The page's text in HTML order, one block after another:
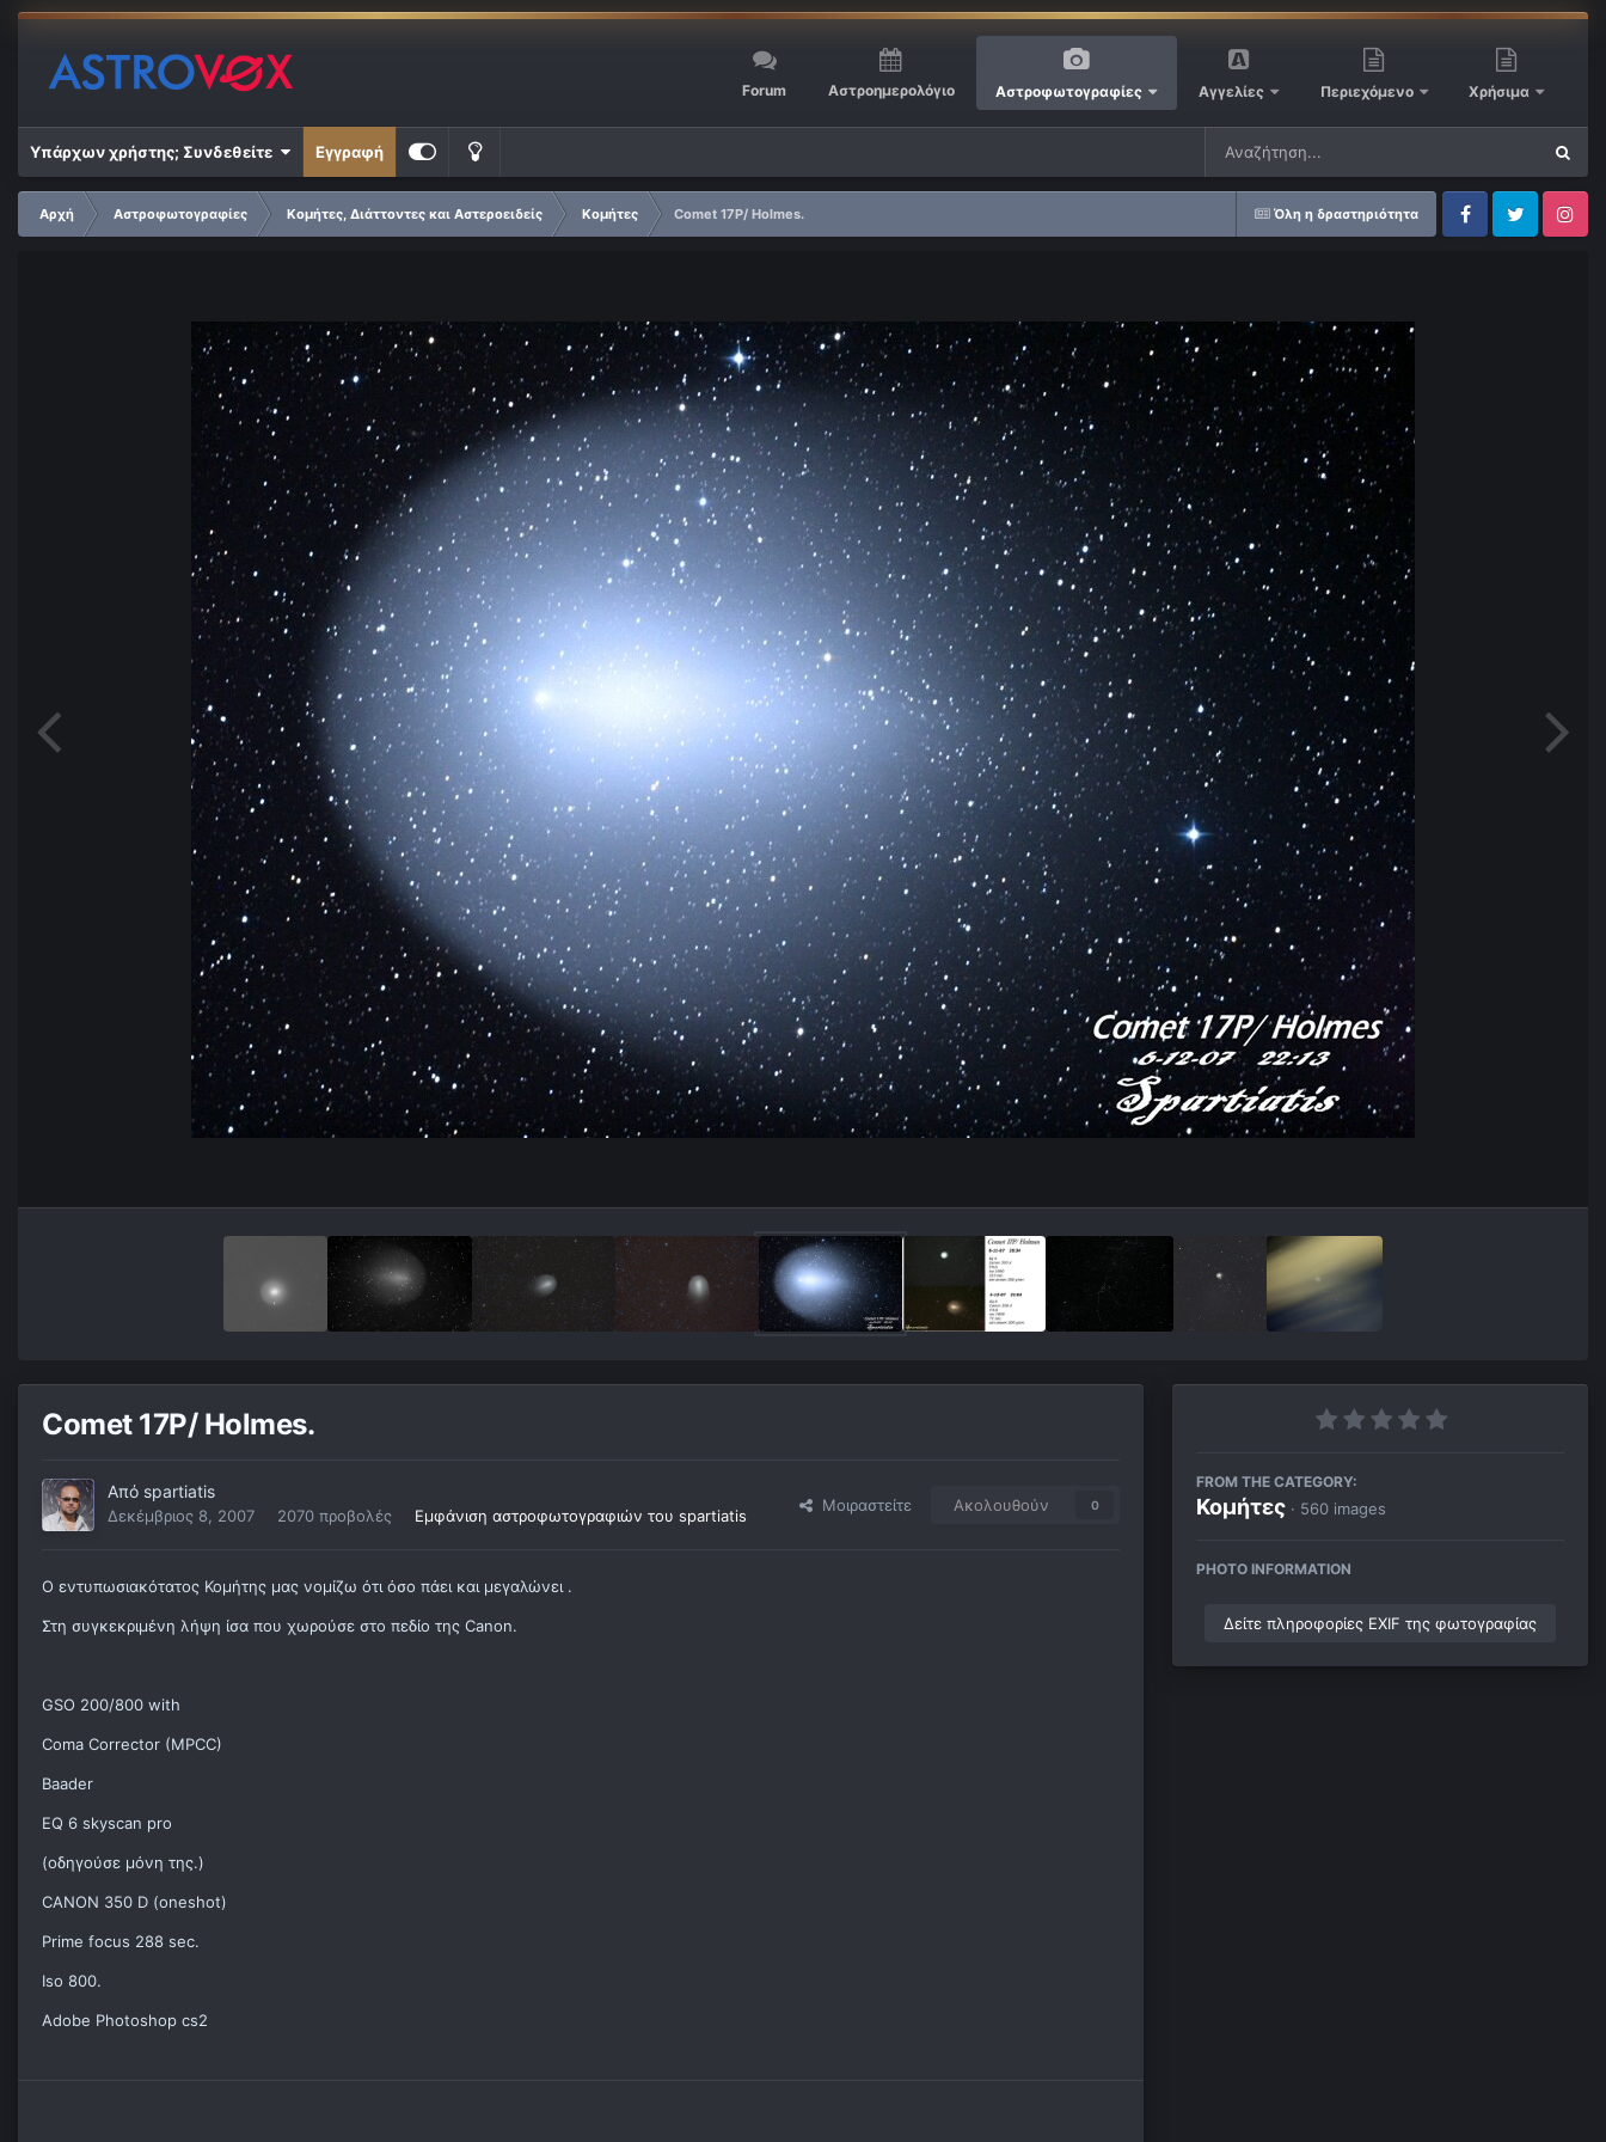
Forum Αστροημερολόγιο Αστροφωτογραφίες Αγγελίες Περιεχόμενο Χρήσιμα
Υπάρχων χρήστης; Συνδεθείτε Εγγραφή
Όλη η δραστηριότητα
Αρχή Αστροφωτογραφίες Κομήτες, Διάττοντες και Αστεροειδείς Κομήτες
Comet 17P/ Holmes.
FacebookTwitter Instagram
Comet 17P/ Holmes.
Από spartiatis
Δεκέμβριος 8, 2007 2070 προβολές Εμφάνιση αστροφωτογραφιών του spartiatis
Μοιραστείτε Ακολουθούν 0
Ο εντυπωσιακότατος Κομήτης μας νομίζω ότι όσο πάει και μεγαλώνει .
Στη συγκεκριμένη λήψη ίσα που χωρούσε στο πεδίο της Canon.
GSO 200/800 with
Coma Corrector (MPCC)
Baader
EQ 6 skyscan pro
(οδηγούσε μόνη της.)
CANON 350 D (oneshot)
Prime focus 288 sec.
Iso 800.
Adobe Photoshop cs2
FROM THE CATEGORY:
Κομήτες · 560 images
PHOTO INFORMATION
Δείτε πληροφορίες EXIF της φωτογραφίας